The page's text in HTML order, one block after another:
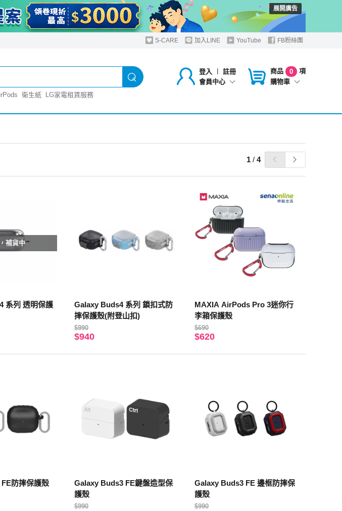
展開廣告
S-CARE 加入LINE YouTube FB粉絲團
登入 ︱
註冊
會員中心
商品 0
項
購物車
衛生紙 LG家電租賃服務
1 / 4
補貨中
系列 透明保護
Galaxy Buds4 系列 鎖扣式防
摔保護殼(附登山扣)
$990
$940
MAXIA AirPods Pro 3迷你行
李箱保護殼
$690
$620
防摔保護殼
Galaxy Buds3 FE鍵盤造型保
護殼
$990
Galaxy Buds3 FE 邊框防摔保
護殼
$990